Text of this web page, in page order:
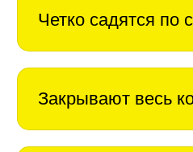
Четко садятся по
Закрывают весь